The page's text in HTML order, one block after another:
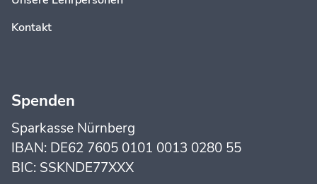
Kontakt
Spenden
Sparkasse Nürnberg
IBAN: DE62 7605 0101 0013 0280 55
BIC: SSKNDE77XXX